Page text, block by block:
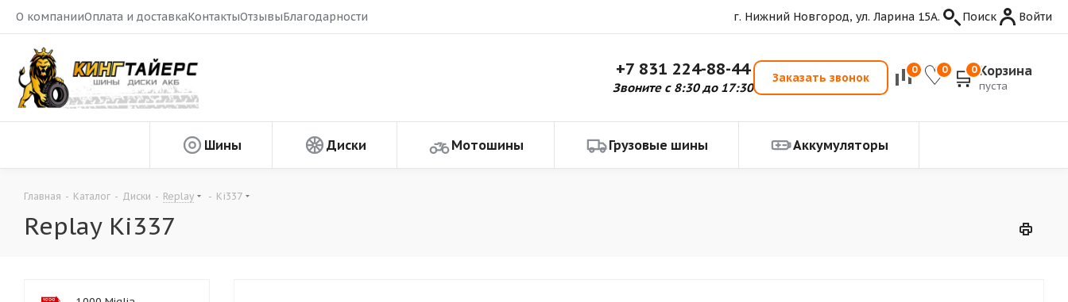
О компанииОплата и доставкаКонтактыОтзывыБлагодарности г. Нижний Новгород, ул. Ларина 15А. Поиск Войти
+7 831 224-88-44
Звоните с 8:30 до 17:30
Заказать звонок
0 0 0 Корзина
пуста
Шины Диски Мотошины Грузовые шины Аккумуляторы
Главная - Каталог - Диски - Replay - Ki337
Replay Ki337